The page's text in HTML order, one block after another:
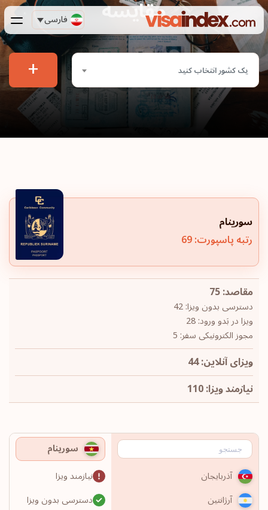
فارسی مقایسه
یک کشور انتخاب کنید +
سورینام
رتبه پاسپورت: 69
مقاصد: 75
دسترسی بدون ویزا: 42
ویزا در بَدو ورود: 28
مجوز الکترونیکی سفر: 5
ویزای آنلاین: 44
نیازمند ویزا: 110
سورینام
آذربایجان
نیازمند ویزا
آرژانتین
دسترسی بدون ویزا